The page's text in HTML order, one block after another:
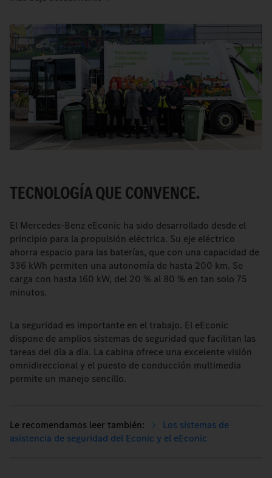
TECNOLOGÍA QUE CONVENCE.
El Mercedes-Benz eEconic ha sido desarrollado desde el
principio para la propulsión eléctrica. Su eje eléctrico
ahorra espacio para las baterías, que con una capacidad de
336 kWh permiten una autonomía de hasta 200 km. Se
carga con hasta 160 kW, del 20 % al 80 % en tan solo 75
minutos.
La seguridad es importante en el trabajo. El eEconic
dispone de amplios sistemas de seguridad que facilitan las
tareas del día a día. La cabina ofrece una excelente visión
omnidireccional y el puesto de conducción multimedia
permite un manejo sencillo.
Los sistemas de
asistencia de seguridad del Econic y el eEconic